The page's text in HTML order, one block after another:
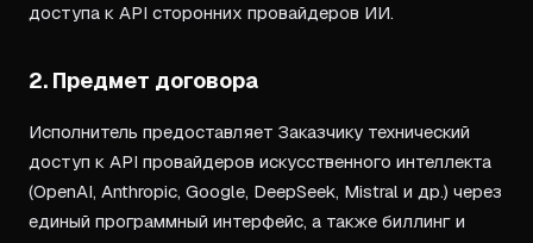
доступа к API сторонних провайдеров ИИ.
2. Предмет договора
Исполнитель предоставляет Заказчику технический
доступ к API провайдеров искусственного интеллекта
(OpenAI, Anthropic, Google, DeepSeek, Mistral и др.) через
единый программный интерфейс, а также биллинг и